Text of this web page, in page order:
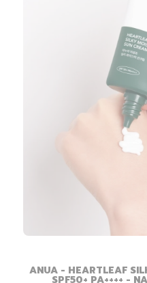
ANUA - HEARTLEAF
SPF50+ PA++++ -